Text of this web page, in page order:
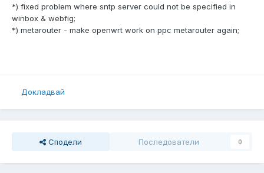
*) fixed problem where sntp server could not be specified in
winbox & webfig;
*) metarouter - make openwrt work on ppc metarouter again;
Докладвай
Сподели Последователи 0